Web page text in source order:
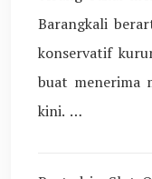
Barangkali
konservatif
buat menerima
kini. …